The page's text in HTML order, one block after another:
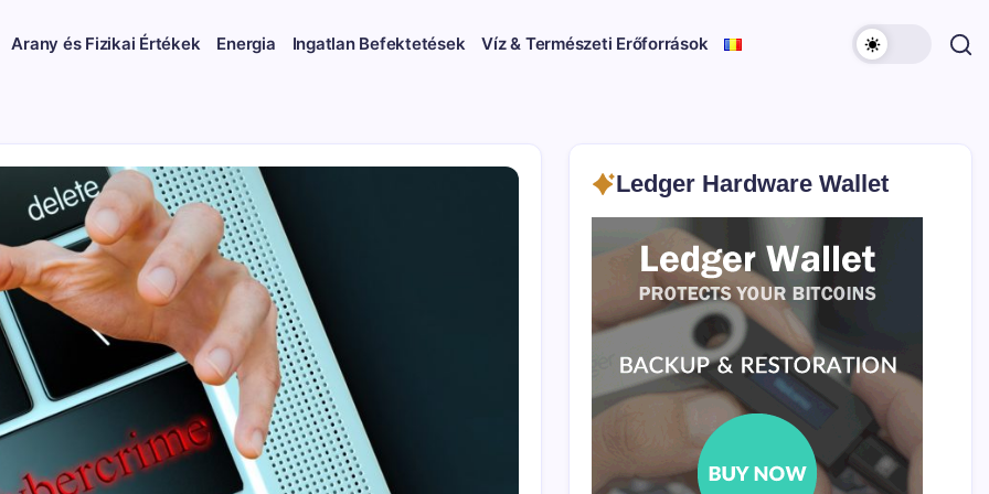
Arany és Fizikai Értékek Energia Ingatlan Befektetések Víz & Természeti Erőforrások
Ledger Hardware Wallet